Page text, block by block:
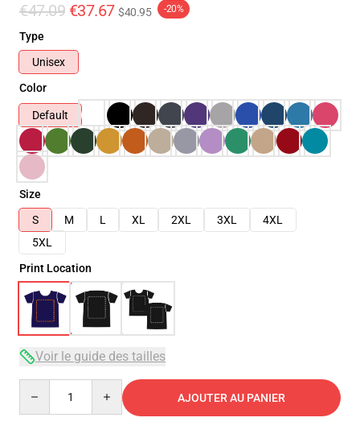
€47.09 €37.67 $40.95 -20%
Type
Unisex
Color
Default
Size
S
M L XL 2XL 3XL
4XL
5XL
Print Location
Voir le guide des tailles
AJOUTER AU PANIER